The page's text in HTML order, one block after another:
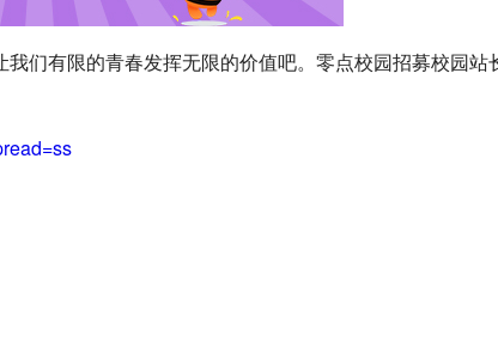
们有限的青春发挥无限的价值吧。零点校园招募校园站